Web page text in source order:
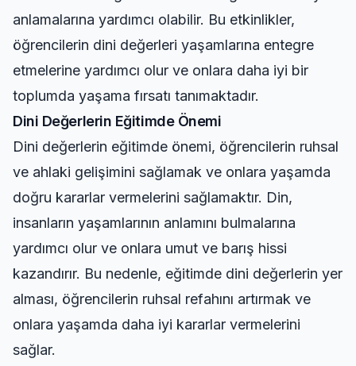
anlamalarına yardımcı olabilir. Bu etkinlikler,
öğrencilerin dini değerleri yaşamlarına entegre
etmelerine yardımcı olur ve onlara daha iyi bir
toplumda yaşama fırsatı tanımaktadır.
Dini Değerlerin Eğitimde Önemi
Dini değerlerin eğitimde önemi, öğrencilerin ruhsal
ve ahlaki gelişimini sağlamak ve onlara yaşamda
doğru kararlar vermelerini sağlamaktır. Din,
insanların yaşamlarının anlamını bulmalarına
yardımcı olur ve onlara umut ve barış hissi
kazandırır. Bu nedenle, eğitimde dini değerlerin yer
alması, öğrencilerin ruhsal refahını artırmak ve
onlara yaşamda daha iyi kararlar vermelerini
sağlar.